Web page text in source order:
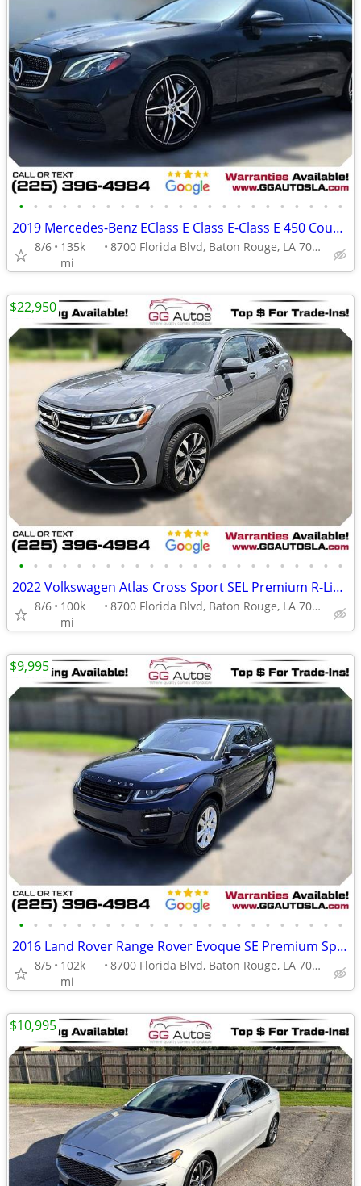
• • • • • • • • • • • • • • • • • • • • • • •
2019 Mercedes-Benz EClass E Class E-Class E 450 Coupe 2D
8/6
135k
mi
8700 Florida Blvd, Baton Rouge, LA 70815
• • • • • • • • • • • • • • • • • • • • • • •
2022 Volkswagen Atlas Cross Sport SEL Premium R-Line 4MOTION Sport Ut
8/6
100k
mi
8700 Florida Blvd, Baton Rouge, LA 70815
$22,950
• • • • • • • • • • • • • • • • • • • • • • •
2016 Land Rover Range Rover Evoque SE Premium Sport Utility 4D
8/5
102k
mi
8700 Florida Blvd, Baton Rouge, LA 70815
$9,995
$10,995